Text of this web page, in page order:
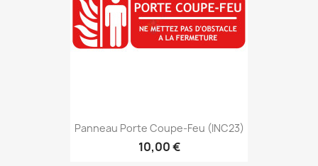
Panneau Porte Coupe-Feu (INC23)
10,00 €